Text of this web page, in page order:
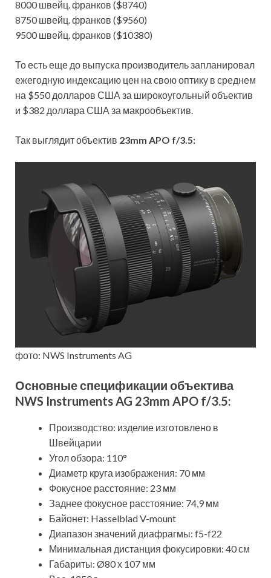
8000 швейц. франков ($8740)
8750 швейц. франков ($9560)
9500 швейц. франков ($10380)
То есть еще до выпуска производитель запланировал
ежегодную индексацию цен на свою оптику в среднем
на $550 долларов США за широкоугольный объектив
и $382 доллара США за макрообъектив.
Так выглядит объектив 23mm APO f/3.5:
фото: NWS Instruments AG
Основные спецификации объектива
NWS Instruments AG 23mm APO f/3.5:
Производство: изделие изготовлено в
Швейцарии
Угол обзора: 110°
Диаметр круга изображения: 70 мм
Фокусное расстояние: 23 мм
Заднее фокусное расстояние: 74,9 мм
Байонет: Hasselblad V-mount
Диапазон значений диафрагмы: f5-f22
Минимальная дистанция фокусировки: 40 см
Габариты: Ø80 х 107 мм